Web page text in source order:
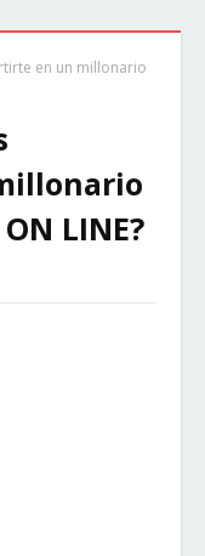
en un millonario
LINE?